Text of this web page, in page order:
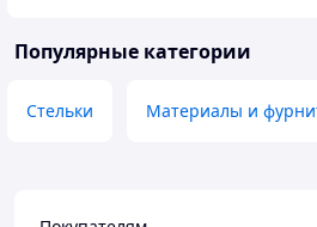
Популярные категории
Стельки Материалы и